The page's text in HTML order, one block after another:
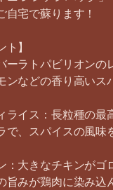
宅で蘇ります！
】
ラトパビリオンの
ンなどの香り高いス
イス：長粒種の最
、スパイスの風味
大きなチキンがゴ
みが鶏肉に染み込